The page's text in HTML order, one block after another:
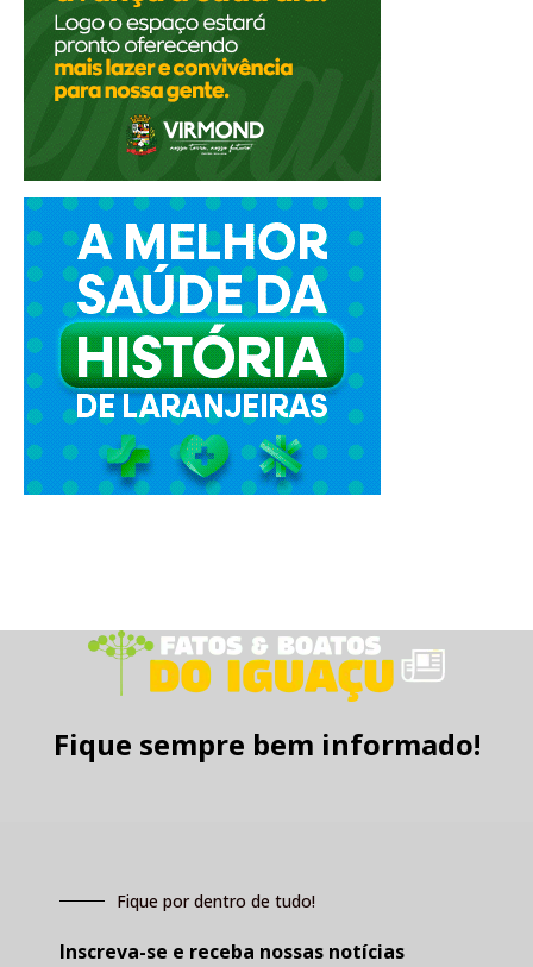
Fique sempre bem informado!
Fique por dentro de tudo!
Inscreva-se e receba nossas notícias